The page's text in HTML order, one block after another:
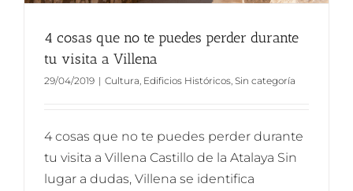
4 cosas que no te puedes perder durante
tu visita a Villena
29/04/2019 | Cultura Edificios Históricos Sin categoría
4 cosas que no te puedes perder durante
tu visita a Villena Castillo de la Atalaya Sin
lugar a dudas, Villena se identifica